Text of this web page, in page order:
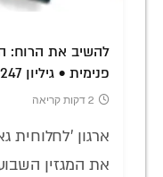
להשיב את הרוח:
פנימית • גיליון 247 להורדה
2 דקות קריאה
ארגון 'לחלוחית
את המגזין